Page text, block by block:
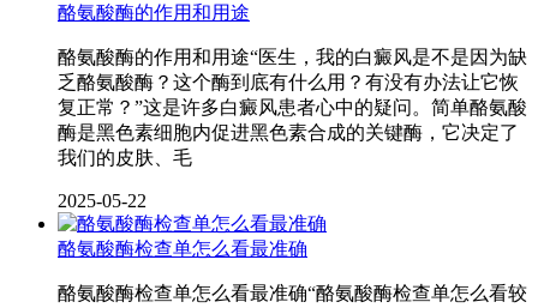
酪氨酸酶的作用和用途
酪氨酸酶的作用和用途“医生，我的白癜风是不是因为缺
乏酪氨酸酶？这个酶到底有什么用？有没有办法让它恢
复正常？”这是许多白癜风患者心中的疑问。简单酪氨酸
酶是黑色素细胞内促进黑色素合成的关键酶，它决定了
我们的皮肤、毛
2025-05-22
酪氨酸酶检查单怎么看最准确
酪氨酸酶检查单怎么看最准确“酪氨酸酶检查单怎么看较